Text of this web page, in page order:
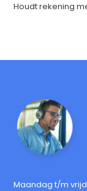
Houdt rekening
Maandag t/m